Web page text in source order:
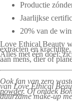
Productie
Jaarlijkse
20% van de
Love Ethical Beauty
extracten en
Alles met één doel:
aan mens, dier of
Ook fan van zero
van Love Ethical
powder. Of ontdek
duurzame make-up